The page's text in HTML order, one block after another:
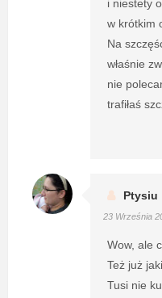
i niestety
w krótkim
Na
właśnie
nie
trafiłaś
Ptysiu
23 Września
Wow, ale
Też już
Tusi nie